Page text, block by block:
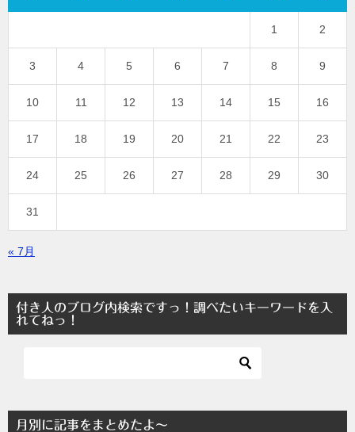
1 2
3 4 5 6 7 8 9
10 11 12 13 14 15 16
17 18 19 20 21 22 23
24 25 26 27 28 29 30
31
« 7月
付き人のブログ内検索ですっ！調べたいキーワードを入
れてねっ！
月別に記事をまとめたよ～